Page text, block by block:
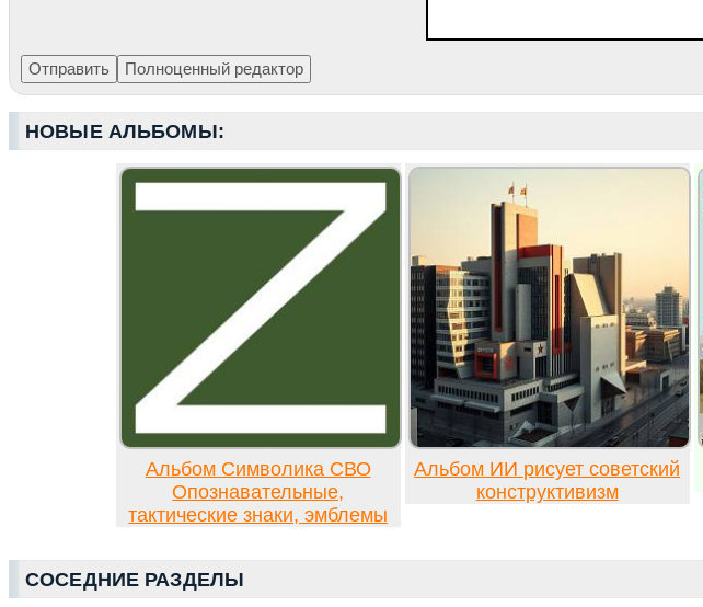
НОВЫЕ АЛЬБОМЫ:
Альбом Символика СВО
Опознавательные,
тактические знаки, эмблемы
Альбом ИИ рисует советский
конструктивизм
СОСЕДНИЕ РАЗДЕЛЫ